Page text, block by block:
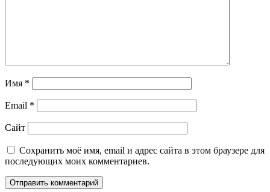
Имя *
Email *
Сайт
Сохранить моё имя, email и адрес сайта в этом браузере для
последующих моих комментариев.